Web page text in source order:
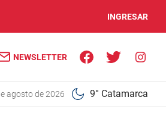
INGRESAR
NEWSLETTER
agosto de 2026 9° Catamarca